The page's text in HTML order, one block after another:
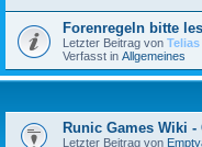
Forenregeln bitte
Letzter Beitrag von Telias
Verfasst in Allgemeines
Runic Games Wiki
Letzter Beitrag von